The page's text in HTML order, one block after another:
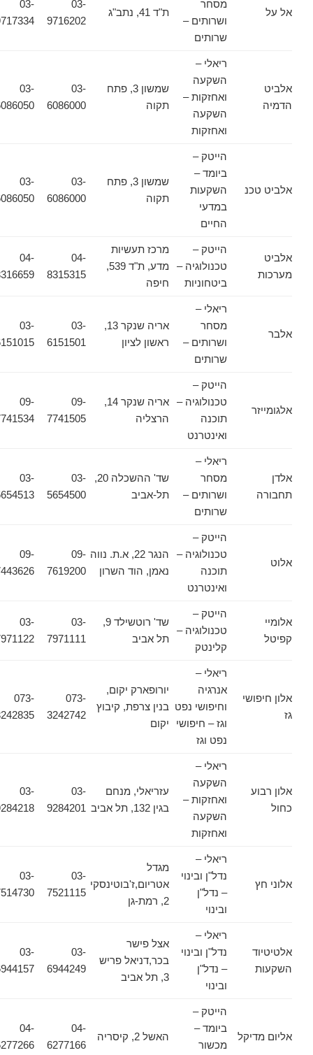
אל על
מסחר
ושרותים –
שרותים
ת"ד 41, נתב"ג
03-
9716202
03-
9717334
אלביט
הדמיה
ריאלי –
השקעה
ואחזקות –
השקעה
ואחזקות
שמשון 3, פתח
תקוה
03-
6086000
03-
6086050
אלביט טכנ
הייטק –
ביומד –
השקעות
במדעי
החיים
שמשון 3, פתח
תקוה
03-
6086000
03-
6086050
אלביט
מערכות
הייטק –
טכנולוגיה –
ביטחוניות
מרכז תעשיות
מדע, ת"ד 539,
חיפה
04-
8315315
04-
8316659
אלבר
ריאלי –
מסחר
ושרותים –
שרותים
אריה שנקר 13,
ראשון לציון
03-
6151501
03-
6151015
אלגומייזר
הייטק –
טכנולוגיה –
תוכנה
ואינטרנט
אריה שנקר 14,
הרצליה
09-
7741505
09-
7741534
אלדן
תחבורה
ריאלי –
מסחר
ושרותים –
שרותים
שד' ההשכלה 20,
תל-אביב
03-
5654500
03-
5654513
אלוט
הייטק –
טכנולוגיה –
תוכנה
ואינטרנט
הנגר 22, א.ת. נווה
נאמן, הוד השרון
09-
7619200
09-
7443626
אלומיי
קפיטל
הייטק –
טכנולוגיה –
קלינטק
שד' רוטשילד 9,
תל אביב
03-
7971111
03-
7971122
אלון חיפושי
ריאלי –
אנרגיה
וחיפושי נפט
וגז – חיפושי
נפט וגז
יורופארק יקום,
בנין צרפת, קיבוץ
יקום
073-
3242742
073-
3242835
אלון רבוע
כחול
ריאלי –
השקעה
ואחזקות –
השקעה
ואחזקות
עזריאלי, מנחם
בגין 132, תל אביב
03-
9284201
03-
9284218
אלוני חץ
ריאלי –
נדל"ן ובינוי
– נדל"ן
ובינוי
מגדל
אטריום,ז'בוטינסקי
03-
7521115
03-
7514730
אלטיטיוד
השקעות
ריאלי –
נדל"ן ובינוי
– נדל"ן
ובינוי
אצל פישר
בכר,דניאל פריש
03-
6944249
03-
6944157
אליום מדיקל
הייטק –
ביומד –
מכשור
האשל 2, קיסריה
04-
6277166
04-
6277266